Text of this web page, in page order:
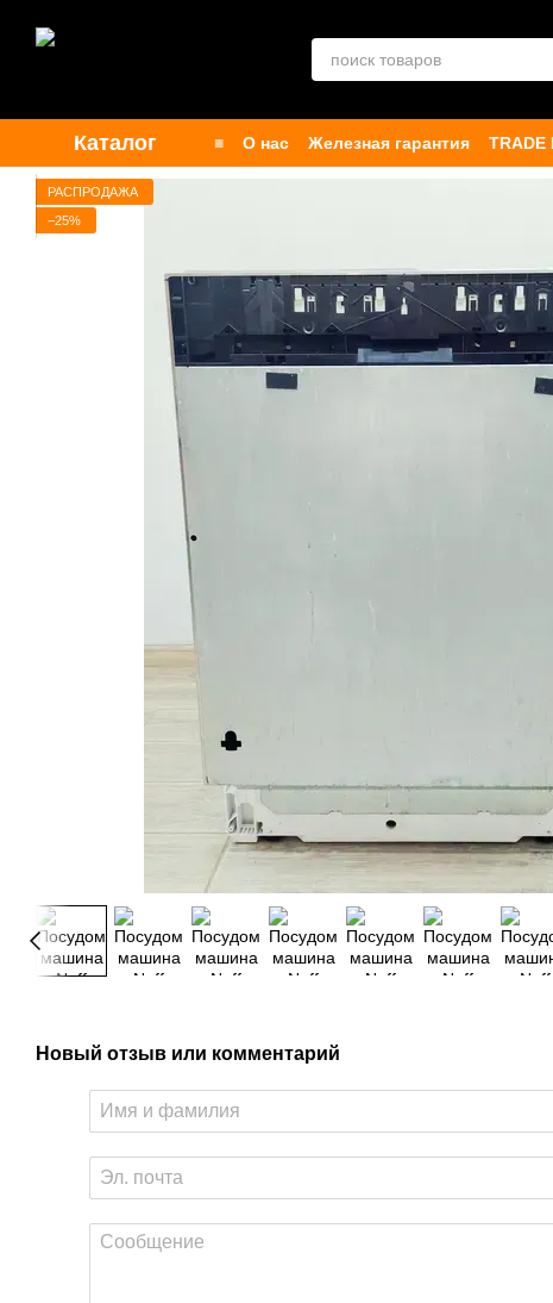
Каталог ■ О нас Железная гарантия TRADE
Контакты
Бренды Публичная
РАСПРОДАЖА
−25%
Новый отзыв или комментарий